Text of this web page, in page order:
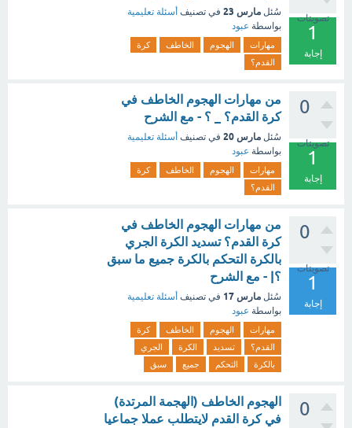
تصويتات
1
إجابة
سُئل مارس 23 في تصنيف أسئلة تعليمية
بواسطة عبود
مهارات الهجوم الخاطف
كرة
القدم؟
0
تصويتات
1
إجابة
من مهارات الهجوم الخاطف في
كرة القدم؟ _ ؟ - مع الشرح
سُئل مارس 20 في تصنيف أسئلة تعليمية
بواسطة عبود
مهارات الهجوم الخاطف
كرة
القدم؟
0
تصويتات
1
إجابة
من مهارات الهجوم الخاطف في
كرة القدم؟ تسديد الكرة الجري
بالكرة التحكم بالكرة جميع ما سبق
؟| - مع الشرح
سُئل مارس 17 في تصنيف أسئلة تعليمية
بواسطة عبود
مهارات الهجوم الخاطف
كرة
القدم؟
تسديد الكرة
الجري
بالكرة
التحكم جميع سبق
0
الهجوم الخاطف (الهجمة المرتدة)
في كرة القدم لايتطلب عملا جماعيا